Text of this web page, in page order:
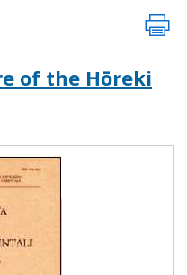
of the Hōreki